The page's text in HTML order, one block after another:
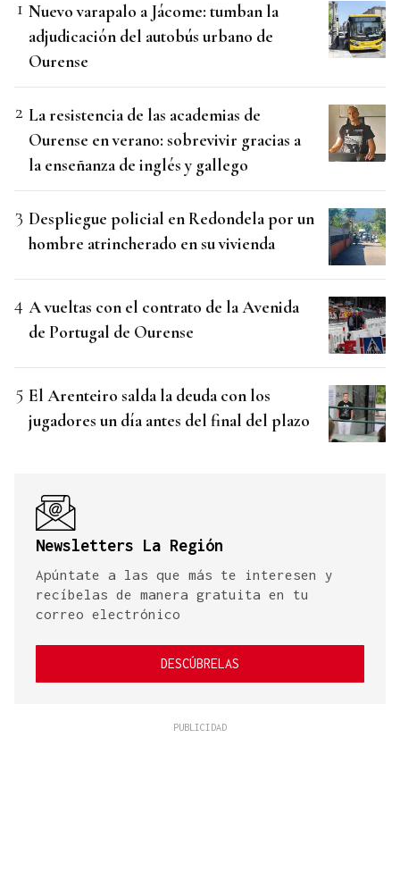
Nuevo varapalo a Jácome: tumban la
adjudicación del autobús urbano de
Ourense
La resistencia de las academias de
Ourense en verano: sobrevivir gracias a
la enseñanza de inglés y gallego
Despliegue policial en Redondela por un
hombre atrincherado en su vivienda
A vueltas con el contrato de la Avenida
de Portugal de Ourense
El Arenteiro salda la deuda con los
jugadores un día antes del final del plazo
Newsletters La Región
Apúntate a las que más te interesen y
recíbelas de manera gratuita en tu
correo electrónico
DESCÚBRELAS